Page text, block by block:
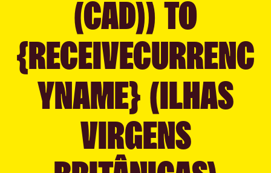
(CAD)) TO
{RECEIVECURRENC
YNAME} (ILHAS
VIRGENS